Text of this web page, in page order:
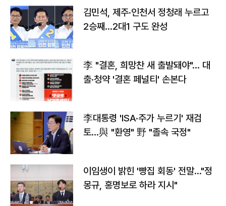
김민석, 제주·인천서 정청래 누르고
2승째…2대1 구도 완성
李 "결혼, 희망찬 새 출발돼야"… 대
출·청약 '결혼 페널티' 손본다
李대통령 'ISA·주가 누르기' 재검
토…與 "환영" 野 "졸속 국정"
이임생이 밝힌 '빵집 회동' 전말…"정
몽규, 홍명보로 하라 지시"